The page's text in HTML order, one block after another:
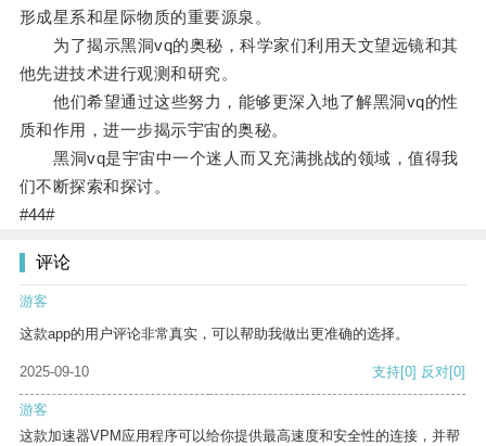
形成星系和星际物质的重要源泉。
为了揭示黑洞vq的奥秘，科学家们利用天文望远镜和其
他先进技术进行观测和研究。
他们希望通过这些努力，能够更深入地了解黑洞vq的性
质和作用，进一步揭示宇宙的奥秘。
黑洞vq是宇宙中一个迷人而又充满挑战的领域，值得我
们不断探索和探讨。
#44#
评论
游客
这款app的用户评论非常真实，可以帮助我做出更准确的选择。
2025-09-10 支持[0] 反对[0]
游客
这款加速器VPM应用程序可以给你提供最高速度和安全性的连接，并帮